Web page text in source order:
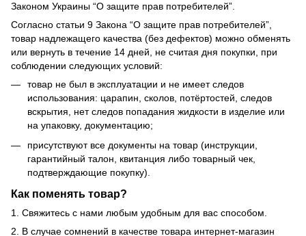
Законом Украины “О защите прав потребителей”.
Согласно статьи 9 Закона “О защите прав потребителей”,
товар надлежащего качества (без дефектов) можно обменять
или вернуть в течение 14 дней, не считая дня покупки, при
соблюдении следующих условий:
товар не был в эксплуатации и не имеет следов
использования: царапин, сколов, потёртостей, следов
вскрытия, нет следов попадания жидкости в изделие или
на упаковку, документацию;
присутствуют все документы на товар (инструкции,
гарантийный талон, квитанция либо товарный чек,
подтверждающие покупку).
Как поменять товар?
1. Свяжитесь с нами любым удобным для вас способом.
2. В случае сомнений в качестве товара интернет-магазин